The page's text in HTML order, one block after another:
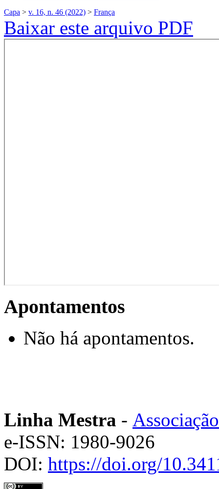
Capa > v. 16, n. 46 (2022) > França
Baixar este arquivo PDF
Apontamentos
Não há apontamentos.
Linha Mestra -
e-ISSN: 1980-9026
DOI: https://doi.org/